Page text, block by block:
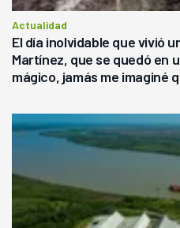
Actualidad
El día inolvidable que vivió
Martínez, que se quedó en
mágico, jamás me imaginé